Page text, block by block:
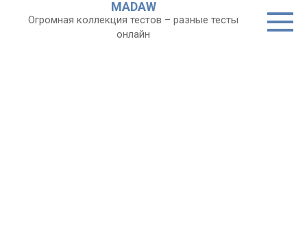
MADAW
Огромная коллекция тестов – разные тесты
онлайн